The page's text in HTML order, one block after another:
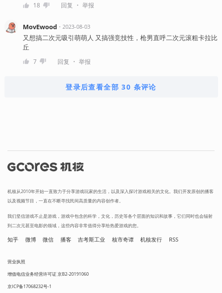
18 回复 ・ 举报
MovEwood・ 2023-08-03
又想搞二次元吸引萌萌人 又搞强竞技性，枪男直呼二次元滚粗卡拉比
丘
7 回复 ・ 举报
登录后查看全部 30 条评论
机核从2010年开始一直致力于分享游戏玩家的生活，以及深入探讨游戏相关的文化。我们开发原创的播客
以及视频节目，一直在不断寻找民间高质量的内容创作者。
我们坚信游戏不止是游戏，游戏中包含的科学，文化，历史等各个层面的知识和故事，它们同时也会辐射
到二次元甚至电影的领域，这些内容非常值得分享给热爱游戏的您。
知乎 微博 微信 播客 吉考斯工业 核市奇谭 机核发行 RSS
营业执照
增值电信业务经营许可证 京B2-20191060
京ICP备17068232号-1